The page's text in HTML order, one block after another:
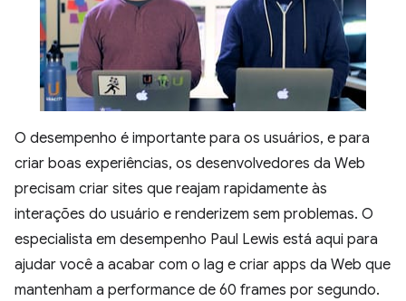
O desempenho é importante para os usuários, e para
criar boas experiências, os desenvolvedores da Web
precisam criar sites que reajam rapidamente às
interações do usuário e renderizem sem problemas. O
especialista em desempenho Paul Lewis está aqui para
ajudar você a acabar com o lag e criar apps da Web que
mantenham a performance de 60 frames por segundo.